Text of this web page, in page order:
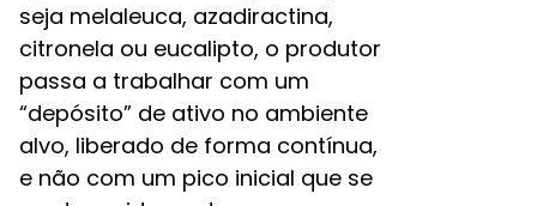
seja melaleuca, azadiractina,
citronela ou eucalipto, o produtor
passa a trabalhar com um
“depósito” de ativo no ambiente
alvo, liberado de forma contínua,
e não com um pico inicial que se